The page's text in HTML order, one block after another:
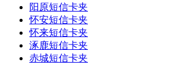
阳原短信卡夹
怀安短信卡夹
怀来短信卡夹
涿鹿短信卡夹
赤城短信卡夹